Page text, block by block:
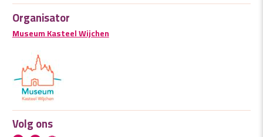
Organisator
Museum Kasteel Wijchen
Volg ons